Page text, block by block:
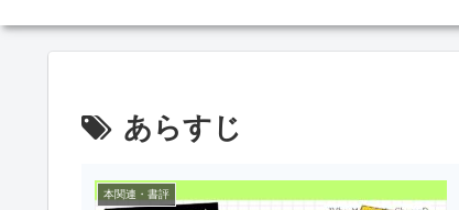
あらすじ
本関連・書評